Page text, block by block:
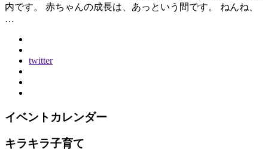
内です。 赤ちゃんの成長は、あっという間です。 ねんね、
…
twitter
イベントカレンダー
キラキラ子育て